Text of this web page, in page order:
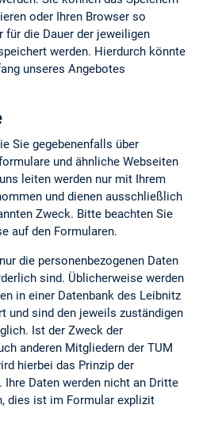
oder Ihren Browser so
die Dauer der jeweiligen
werden. Hierdurch könnte
unseres Angebotes
Sie gegebenenfalls über
und ähnliche Webseiten
leiten werden nur mit Ihrem
und dienen ausschließlich
Zweck. Bitte beachten Sie
auf den Formularen.
die personenbezogenen Daten
sind. Üblicherweise werden
in einer Datenbank des Leibnitz
und sind den jeweils zuständigen
Ist der Zweck der
anderen Mitgliedern der TUM
hierbei das Prinzip der
Daten werden nicht an Dritte
dies ist im Formular explizit